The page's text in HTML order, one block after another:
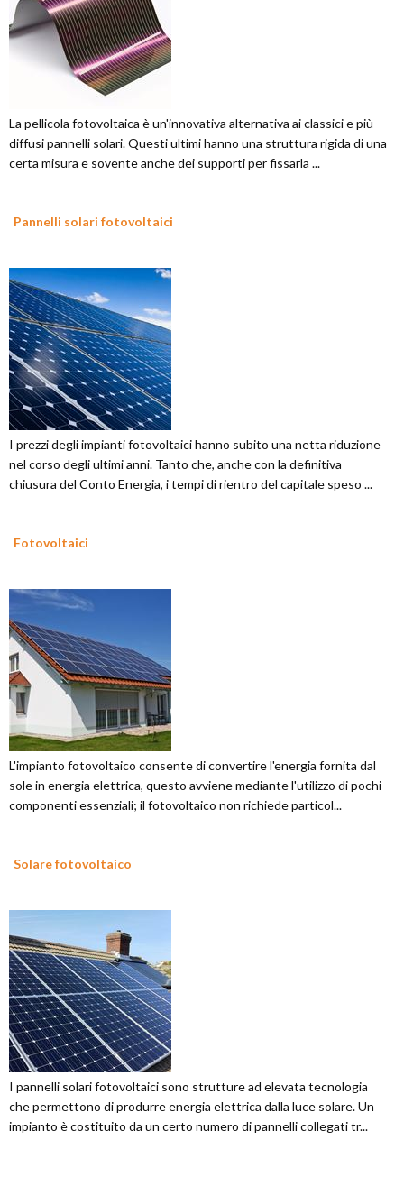
La pellicola fotovoltaica è un'innovativa alternativa ai classici e più
diffusi pannelli solari. Questi ultimi hanno una struttura rigida di una
certa misura e sovente anche dei supporti per fissarla ...
Pannelli solari fotovoltaici
I prezzi degli impianti fotovoltaici hanno subito una netta riduzione
nel corso degli ultimi anni. Tanto che, anche con la definitiva
chiusura del Conto Energia, i tempi di rientro del capitale speso ...
Fotovoltaici
L'impianto fotovoltaico consente di convertire l'energia fornita dal
sole in energia elettrica, questo avviene mediante l'utilizzo di pochi
componenti essenziali; il fotovoltaico non richiede particol...
Solare fotovoltaico
I pannelli solari fotovoltaici sono strutture ad elevata tecnologia
che permettono di produrre energia elettrica dalla luce solare. Un
impianto è costituito da un certo numero di pannelli collegati tr...